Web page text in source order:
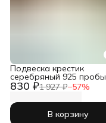
830 ₽1 927 ₽−57%
Подвеска крестик
серебряный 925 пробы
православный
В корзину